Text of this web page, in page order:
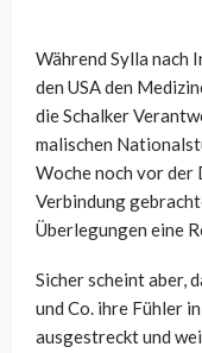
Während Sylla nach
den USA den
die Schalker
malischen
Woche noch vor der
Verbindung
Überlegungen eine
Sicher scheint aber,
und Co. ihre Fühler
ausgestreckt und